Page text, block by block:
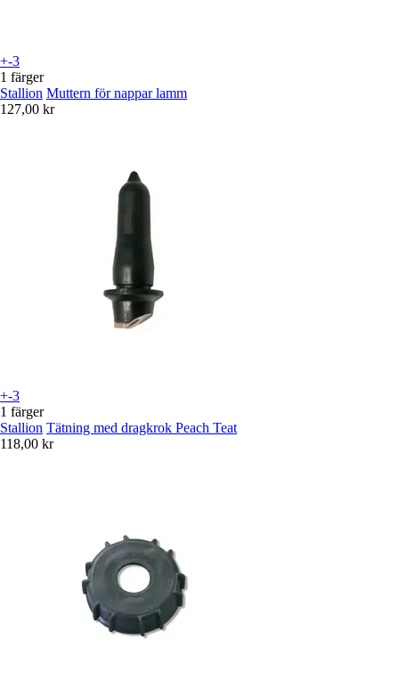
+-3
1 färger
Stallion Muttern för nappar lamm
127,00 kr
+-3
1 färger
Stallion Tätning med dragkrok Peach Teat
118,00 kr